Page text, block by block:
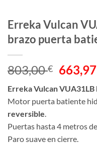
Erreka Vulcan
brazo puerta
803,00€ El
precio
era:
Erreka Vulcan
Motor puerta batiente
reversible
Puertas hasta 4 metros
Paro suave en cierre.